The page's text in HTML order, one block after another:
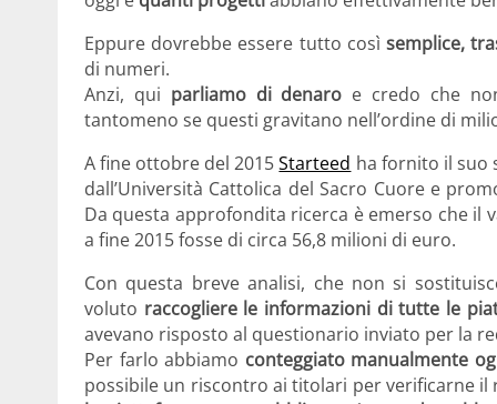
Eppure dovrebbe essere tutto cosìsemplice,
di numeri.
Anzi, qui parliamo di denaro e credo che
tantomeno se questi gravitano nell’ordine di
A fine ottobre del 2015Starteed ha fornito il suo
dall’Università Cattolica del Sacro Cuore e
Da questa approfondita ricerca è emerso che il
a fine 2015 fosse di circa 56,8 milioni di euro.
Con questa breve analisi, che non si
voluto raccogliere le informazioni di tutte le
avevano risposto al questionario inviato per la
Per farlo abbiamo conteggiato manualmente
possibile un riscontro ai titolari per verificarne